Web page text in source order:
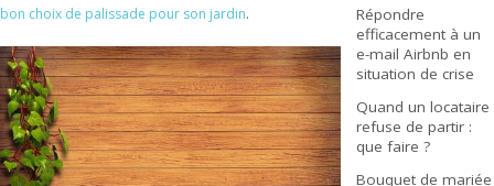
bon choix de palissade pour son jardin.
Répondre
efficacement à un
e-mail Airbnb en
situation de crise
Quand un locataire
refuse de partir :
que faire ?
Bouquet de mariée